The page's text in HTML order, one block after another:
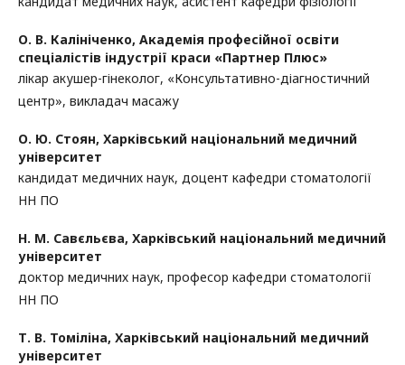
О. В. Калініченко, Академія професійної освіти
спеціалістів індустрії краси «Партнер Плюс»
лікар акушер-гінеколог, «Консультативно-діагностичний
центр», викладач масажу
О. Ю. Стоян, Харківський національний медичний
університет
кандидат медичних наук, доцент кафедри стоматології
НН ПО
Н. М. Савєльєва, Харківський національний медичний
університет
доктор медичних наук, професор кафедри стоматології
НН ПО
Т. В. Томіліна, Харківський національний медичний
університет